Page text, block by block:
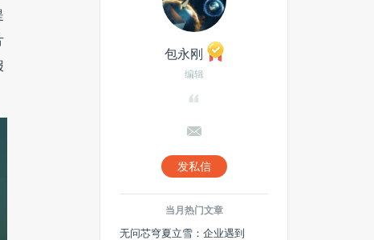
包永刚
编辑
发私信
当月热门文章
无问芯穹夏立雪：企业遇到